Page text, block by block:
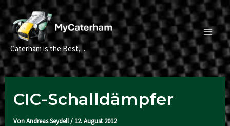
Zum
Inhalt
springen
Caterham is the Best, ...
Main
CIC-Schalldämpfer
VonAndreas Seydell/ 12. August 2012